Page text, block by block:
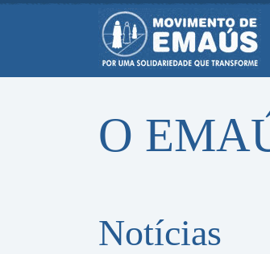
Pular
O
Notícias